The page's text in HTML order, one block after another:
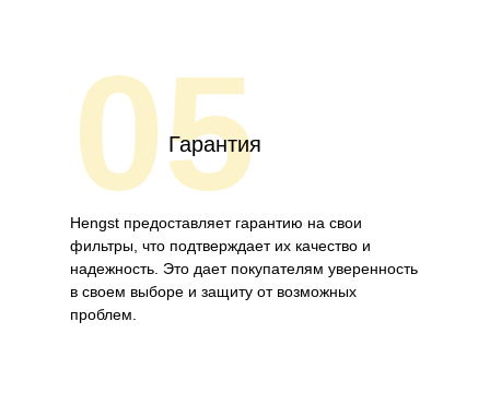
05
Гарантия
Hengst предоставляет гарантию на свои
фильтры, что подтверждает их качество и
надежность. Это дает покупателям уверенность
в своем выборе и защиту от возможных
проблем.